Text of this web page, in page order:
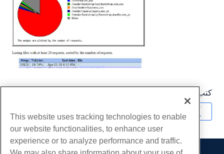
كتب بواسطة
This website uses tracking technologies to enable
our website functionalities, to enhance user
experience or to analyze performance and traffic.